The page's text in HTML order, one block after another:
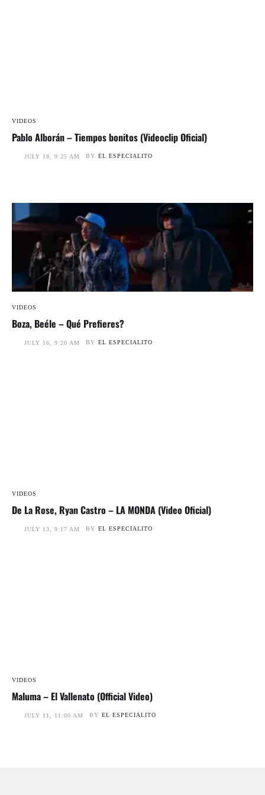
VIDEOS
Pablo Alborán – Tiempos bonitos (Videoclip Oficial)
JULY 18, 9:25 AM BY EL ESPECIALITO
VIDEOS
Boza, Beéle – Qué Prefieres?
JULY 16, 9:20 AM BY EL ESPECIALITO
VIDEOS
De La Rose, Ryan Castro – LA MONDA (Video Oficial)
JULY 13, 9:17 AM BY EL ESPECIALITO
VIDEOS
Maluma – El Vallenato (Official Video)
JULY 11, 11:00 AM BY EL ESPECIALITO